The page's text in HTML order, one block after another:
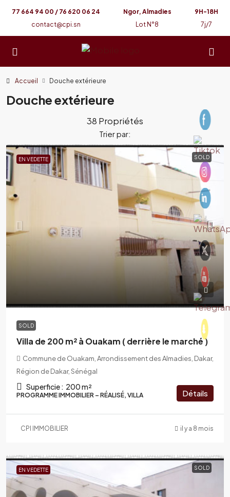
77 664 94 00 / 76 620 06 24
contact@cpi.sn
Ngor, Almadies
Lot N°8
9H-18H
7j/7
Accueil Douche extérieure
Douche extérieure
38 Propriétés
Trier par:
EN VEDETTE SOLD
SOLD
Villa de 200 m² à Ouakam ( derrière le marché )
Commune de Ouakam, Arrondissement des Almadies, Dakar,
Région de Dakar, Sénégal
Superficie : 200 m²
PROGRAMME IMMOBILIER – RÉALISÉ, VILLA Détails
CPI IMMOBILIER il y a 8 mois
EN VEDETTE SOLD